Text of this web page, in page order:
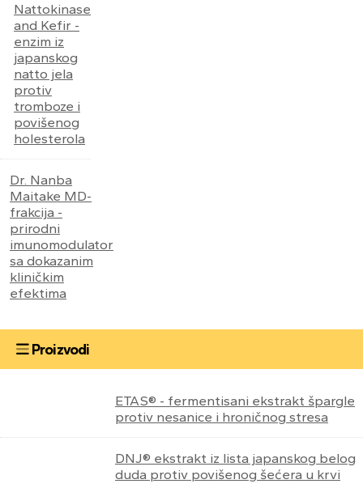
Nattokinase
and Kefir -
enzim iz
japanskog
natto jela
protiv
tromboze i
povišenog
holesterola
Dr. Nanba
Maitake MD-
frakcija -
prirodni
imunomodulator
sa dokazanim
kliničkim
efektima
Proizvodi
ETAS® - fermentisani ekstrakt špargle
protiv nesanice i hroničnog stresa
DNJ® ekstrakt iz lista japanskog belog
duda protiv povišenog šećera u krvi